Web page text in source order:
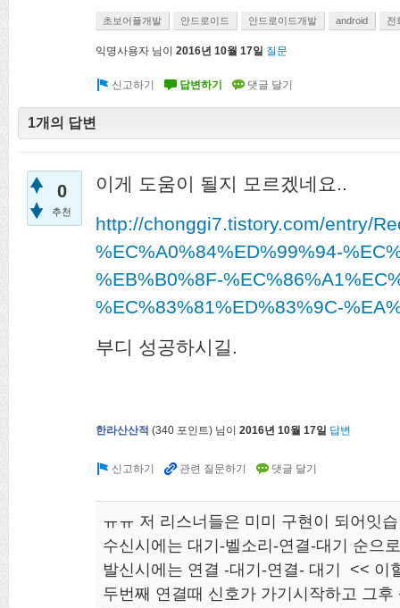
초보어플개발 안드로이드 안드로이드개발 android 전
익명사용자 님이 2016년 10월 17일 질문
1개의 답변
0
추천
이게 도움이 될지 모르겠네요..
http://chonggi7.tistory.com/entry/
%EC%A0%84%ED%99%94-
%EB%B0%8F-
%EC%83%81%ED%83%9C-
부디 성공하시길.
한라산산적 (340 포인트) 님이 2016년 10월 17일 답변
ㅠㅠ 저 리스너들은 미미 구현이 되어잇
수신시에는 대기-벨소리-연결-대기 순으
발신시에는 연결 -대기-연결- 대기 << 이
두번째 연결때 신호가 가기시작하고 그